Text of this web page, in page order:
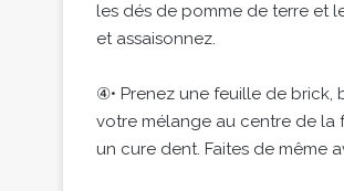
les dés de pomme de terre et
et assaisonnez.
④• Prenez une feuille de
votre mélange au centre de la
un cure dent. Faites de même